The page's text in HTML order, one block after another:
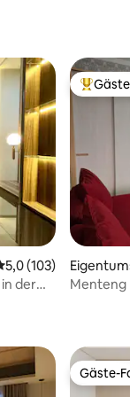
5,0 (103)
in der
eng
Menteng
Gäste-
Gäste-